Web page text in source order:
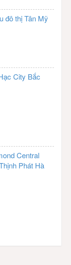
đô thị Tân Mỹ
City Bắc
Central
Phát Hà